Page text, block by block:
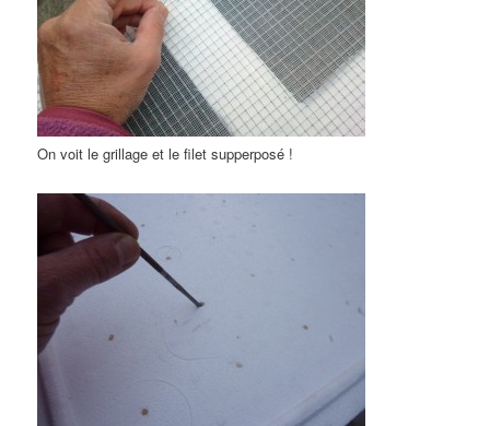
On voit le grillage et le filet supperposé !